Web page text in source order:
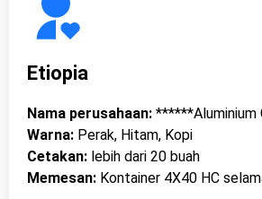
Etiopia
Nama perusahaan:******Aluminium
Warna:Perak, Hitam, Kopi
Cetakan: lebih dari 20 buah
Memesan:Kontainer 4X40 HC